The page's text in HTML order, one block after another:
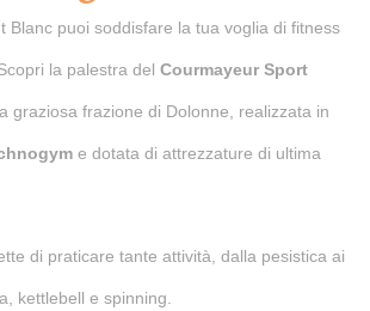
Blanc puoi soddisfare la tua voglia di fitness
la palestra del Courmayeur Sport
graziosa frazione di Dolonne, realizzata in
e dotata di attrezzature di ultima
di praticare tante attività, dalla pesistica ai
kettlebell e spinning.